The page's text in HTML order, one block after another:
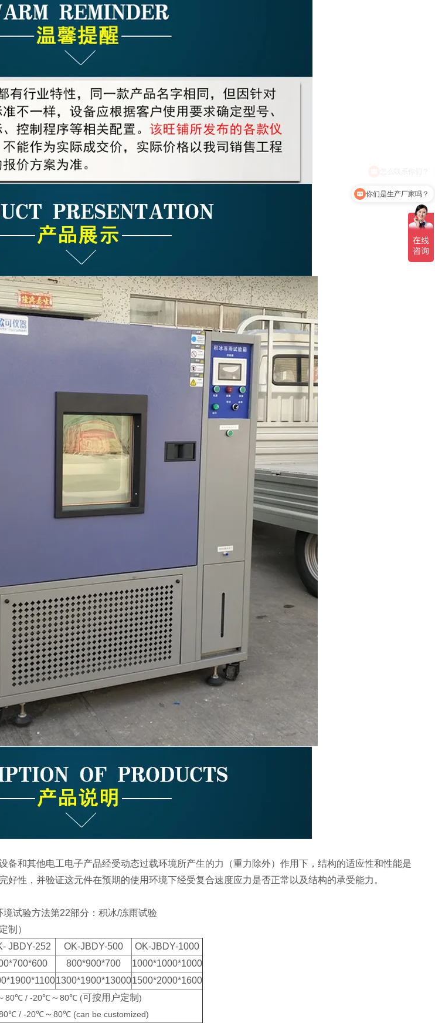
和其他电工电子产品经受动态过载环境所产生的力（重力除外）作用下，结构的适应性和性能是
好性，并验证这元件在预期的使用环境下经受复合速度应力是否正常以及结构的承受能力。
试验方法第22部分：积冰/冻雨试验
制）
JBDY-252 OK-JBDY-500
OK-JBDY-1000
800*900*700
1000*1000*1000
1300*1900*130001500*2000*1600
80℃ / -20℃～80℃ (可按用户定制)
/ -20℃～80℃ (can be customized)
你们是生产厂家吗？